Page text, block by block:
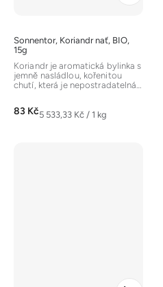
Sonnentor, Koriandr nať, BIO,
15g
83 KčMěrná
5 533,33 Kč / 1 kg
Koriandr je aromatická bylinka s
jemně nasládlou, kořenitou
chutí, která je nepostradatelná